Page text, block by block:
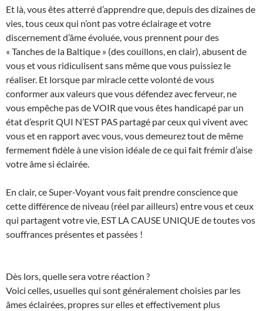
Et là, vous êtes atterré d’apprendre que, depuis des dizaines de
vies, tous ceux qui n’ont pas votre éclairage et votre
discernement d’âme évoluée, vous prennent pour des
« Tanches de la Baltique » (des couillons, en clair), abusent de
vous et vous ridiculisent sans même que vous puissiez le
réaliser. Et lorsque par miracle cette volonté de vous
conformer aux valeurs que vous défendez avec ferveur, ne
vous empêche pas de VOIR que vous êtes handicapé par un
état d’esprit QUI N’EST PAS partagé par ceux qui vivent avec
vous et en rapport avec vous, vous demeurez tout de même
fermement fidèle à une vision idéale de ce qui fait frémir d’aise
votre âme si éclairée.
En clair, ce Super-Voyant vous fait prendre conscience que
cette différence de niveau (réel par ailleurs) entre vous et ceux
qui partagent votre vie, EST LA CAUSE UNIQUE de toutes vos
souffrances présentes et passées !
Dès lors, quelle sera votre réaction ?
Voici celles, usuelles qui sont généralement choisies par les
âmes éclairées, propres sur elles et effectivement plus